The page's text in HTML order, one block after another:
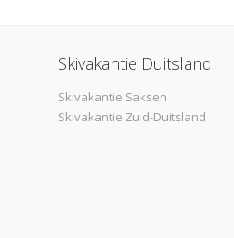
Skivakantie Duitsland
Skivakantie Saksen
Skivakantie Zuid-Duitsland